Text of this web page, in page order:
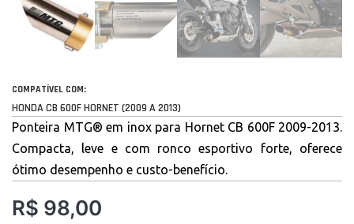
COMPATÍVEL COM:
HONDA CB 600F HORNET (2009 A 2013)
Ponteira MTG® em inox para Hornet CB 600F 2009-2013.
Compacta, leve e com ronco esportivo forte, oferece
ótimo desempenho e custo-benefício.
R$ 98,00